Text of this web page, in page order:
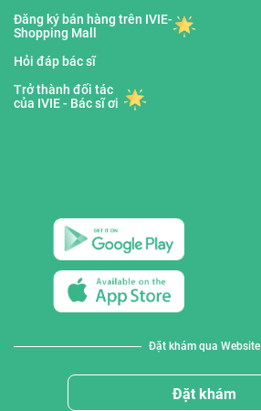
Đăng ký bán hàng trên IVIE-
Shopping Mall
Hỏi đáp bác sĩ
Trở thành đối tác
của IVIE - Bác sĩ ơi
Đặt khám qua Website
Đặt khám